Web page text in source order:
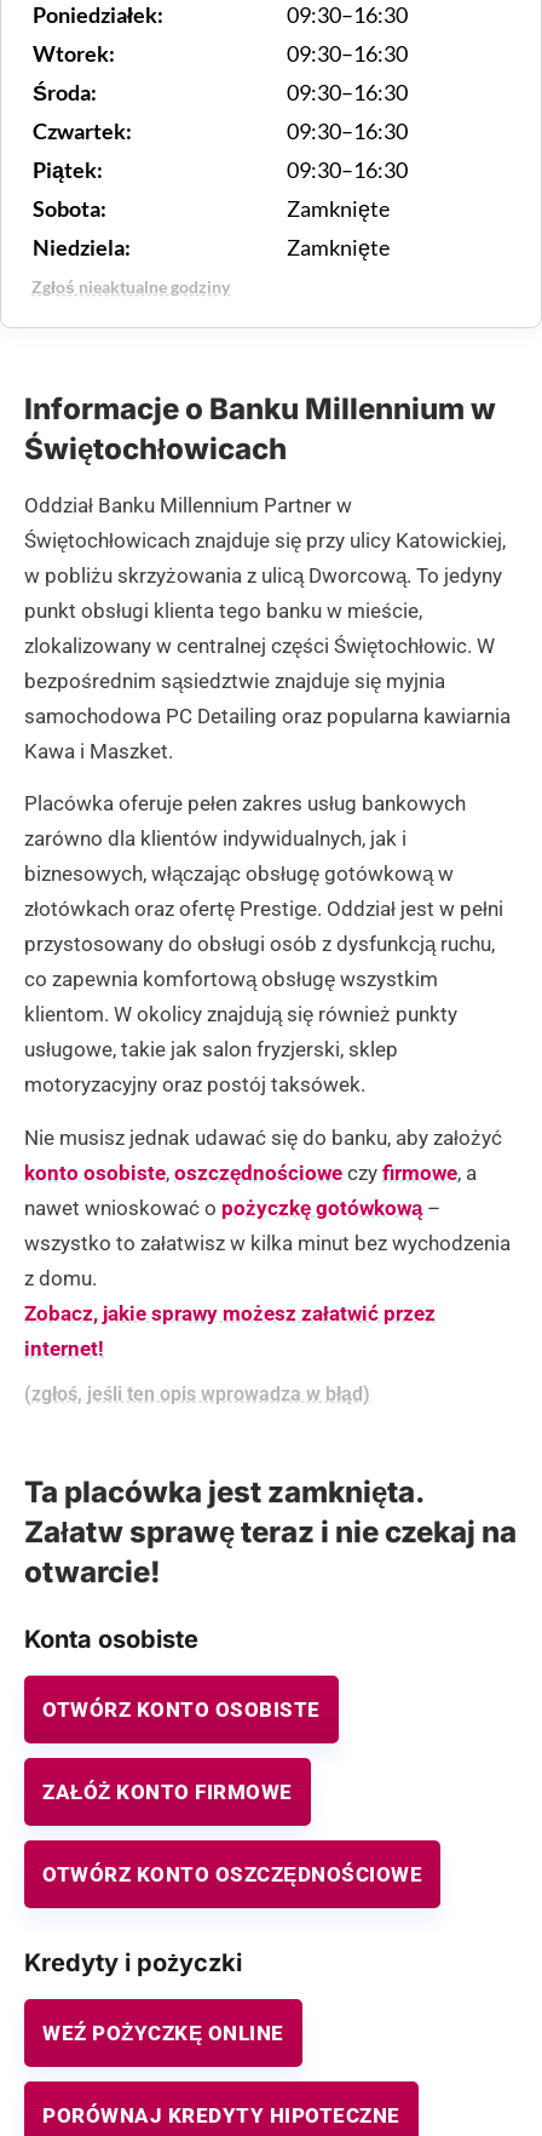
Poniedziałek:
09:30–16:30
Wtorek:
09:30–16:30
Środa:
09:30–16:30
Czwartek:
09:30–16:30
Piątek:
09:30–16:30
Sobota:
Zamknięte
Niedziela:
Zamknięte
Zgłoś nieaktualne godziny
Informacje o Banku Millennium w
Świętochłowicach
Oddział Banku Millennium Partner w
Świętochłowicach znajduje się przy ulicy Katowickiej,
w pobliżu skrzyżowania z ulicą Dworcową. To jedyny
punkt obsługi klienta tego banku w mieście,
zlokalizowany w centralnej części Świętochłowic. W
bezpośrednim sąsiedztwie znajduje się myjnia
samochodowa PC Detailing oraz popularna kawiarnia
Kawa i Maszket.
Placówka oferuje pełen zakres usług bankowych
zarówno dla klientów indywidualnych, jak i
biznesowych, włączając obsługę gotówkową w
złotówkach oraz ofertę Prestige. Oddział jest w pełni
przystosowany do obsługi osób z dysfunkcją ruchu,
co zapewnia komfortową obsługę wszystkim
klientom. W okolicy znajdują się również punkty
usługowe, takie jak salon fryzjerski, sklep
motoryzacyjny oraz postój taksówek.
Nie musisz jednak udawać się do banku, aby założyć
konto osobiste, oszczędnościowe czy firmowe, a
nawet wnioskować o pożyczkę gotówkową–
wszystko to załatwisz w kilka minut bez wychodzenia
z domu.
Zobacz, jakie sprawy możesz załatwić przez
internet!
(zgłoś, jeśli ten opis wprowadza w błąd)
Ta placówka jest zamknięta.
Załatw sprawę teraz i nie czekaj na
otwarcie!
Konta osobiste
OTWÓRZ KONTO OSOBISTE
ZAŁÓŻ KONTO FIRMOWE
OTWÓRZ KONTO OSZCZĘDNOŚCIOWE
Kredyty i pożyczki
WEŹ POŻYCZKĘ ONLINE
PORÓWNAJ KREDYTY HIPOTECZNE